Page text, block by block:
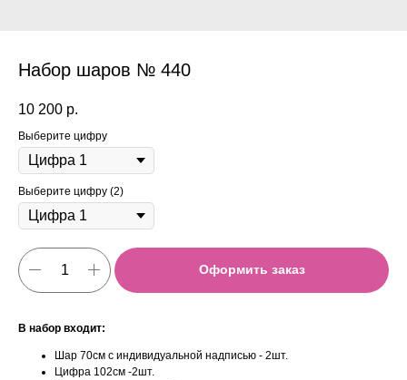
Набор шаров № 440
10 200 р.
Выберите цифру
Выберите цифру (2)
Оформить заказ
В набор входит:
Шар 70см с индивидуальной надписью - 2шт.
Цифра 102см -2шт.